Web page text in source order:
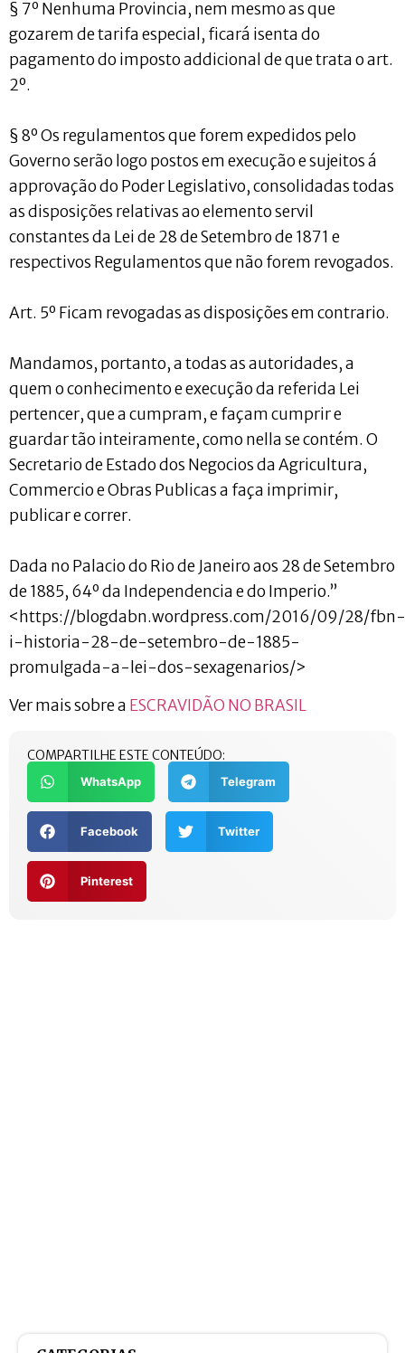
§ 7º Nenhuma Provincia, nem mesmo as que
gozarem de tarifa especial, ficará isenta do
pagamento do imposto addicional de que trata o art.
2º.
§ 8º Os regulamentos que forem expedidos pelo
Governo serão logo postos em execução e sujeitos á
approvação do Poder Legislativo, consolidadas todas
as disposições relativas ao elemento servil
constantes da Lei de 28 de Setembro de 1871 e
respectivos Regulamentos que não forem revogados.
Art. 5º Ficam revogadas as disposições em contrario.
Mandamos, portanto, a todas as autoridades, a
quem o conhecimento e execução da referida Lei
pertencer, que a cumpram, e façam cumprir e
guardar tão inteiramente, como nella se contém. O
Secretario de Estado dos Negocios da Agricultura,
Commercio e Obras Publicas a faça imprimir,
publicar e correr.
Dada no Palacio do Rio de Janeiro aos 28 de Setembro
de 1885, 64º da Independencia e do Imperio.”
<https://blogdabn.wordpress.com/2016/09/28/fbn-
i-historia-28-de-setembro-de-1885-
promulgada-a-lei-dos-sexagenarios/>
Ver mais sobre a ESCRAVIDÃO NO BRASIL
COMPARTILHE ESTE CONTEÚDO:
WhatsApp Telegram
Facebook Twitter
Pinterest